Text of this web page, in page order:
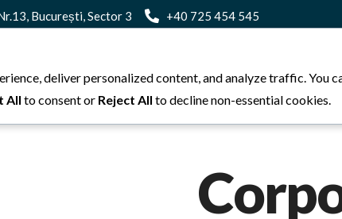
București, Sector 3 +40 725 454 545
Home Despre Noi Galerie
deliver personalized content, and analyze traffic. You
All to consent or Reject All to decline non-essential cookies.